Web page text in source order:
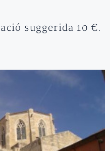
suggerida 10 €.